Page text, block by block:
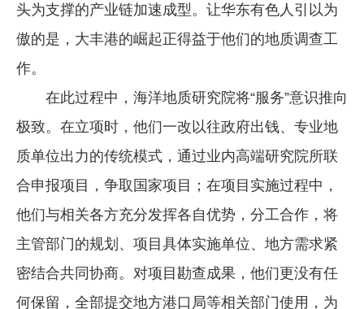
头为支撑的产业链加速成型。让华东有色人引以为
傲的是，大丰港的崛起正得益于他们的地质调查工
作。
在此过程中，海洋地质研究院将“服务”意识推向
极致。在立项时，他们一改以往政府出钱、专业地
质单位出力的传统模式，通过业内高端研究院所联
合申报项目，争取国家项目；在项目实施过程中，
他们与相关各方充分发挥各自优势，分工合作，将
主管部门的规划、项目具体实施单位、地方需求紧
密结合共同协商。对项目勘查成果，他们更没有任
何保留，全部提交地方港口局等相关部门使用，为